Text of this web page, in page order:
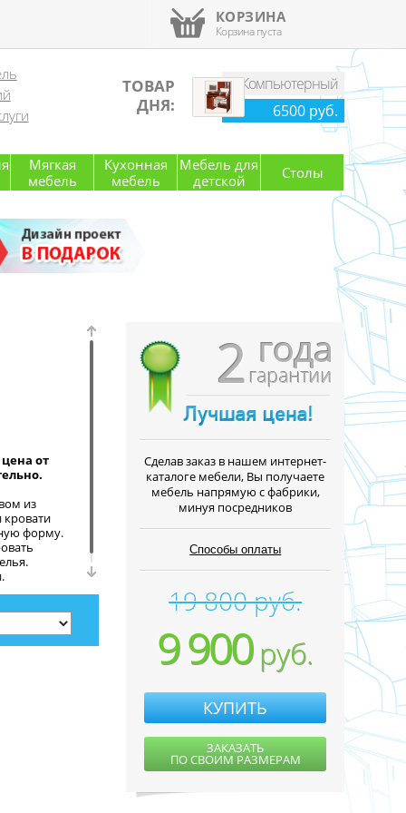
КОРЗИНА
Корзина пуста
ТОВАР
ДНЯ:
Компьютерный
стол
6500 руб.
Мягкая
мебель
Кухонная
мебель
Мебель для
детской
Столы
от
из
форму.
2 года
гарантии
Cделав заказ в нашем интернет-
каталоге мебели, Вы получаете
мебель напрямую с фабрики,
минуя посредников
Способы оплаты
19 800 руб.
9 900руб.
КУПИТЬ
ЗАКАЗАТЬ
ПО СВОИМ РАЗМЕРАМ